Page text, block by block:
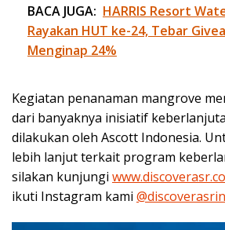
BACA JUGA: HARRIS Resort
Rayakan HUT ke-24, Tebar
Menginap 24%
Kegiatan penanaman mangrove
dari banyaknya inisiatif
dilakukan oleh Ascott Indonesia.
lebih lanjut terkait program
silakan kunjungi
ikuti Instagram kami